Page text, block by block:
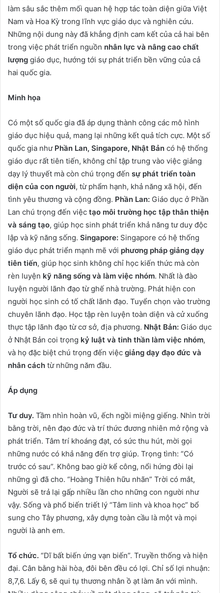
làm sâu sắc thêm mối quan hệ hợp tác toàn diện giữa Việt
Nam và Hoa Kỳ trong lĩnh vực giáo dục và nghiên cứu.
Những nội dung này đã khẳng định cam kết của cả hai bên
trong việc phát triển nguồn nhân lực và nâng cao chất
lượng giáo dục, hướng tới sự phát triển bền vững của cả
hai quốc gia.
Minh họa
Có một số quốc gia đã áp dụng thành công các mô hình
giáo dục hiệu quả, mang lại những kết quả tích cực. Một số
quốc gia như Phần Lan, Singapore, Nhật Bản có hệ thống
giáo dục rất tiên tiến, không chỉ tập trung vào việc giảng
dạy lý thuyết mà còn chú trọng đến sự phát triển toàn
diện của con người, từ phẩm hạnh, khả năng xã hội, đến
tình yêu thương và cộng đồng. Phần Lan: Giáo dục ở Phần
Lan chú trọng đến việc tạo môi trường học tập thân thiện
và sáng tạo, giúp học sinh phát triển khả năng tư duy độc
lập và kỹ năng sống. Singapore: Singapore có hệ thống
giáo dục phát triển mạnh mẽ với phương pháp giảng dạy
tiên tiến, giúp học sinh không chỉ học kiến thức mà còn
rèn luyện kỹ năng sống và làm việc nhóm. Nhất là đào
luyện người lãnh đạo từ ghế nhà trường. Phát hiện con
người học sinh có tố chất lãnh đạo. Tuyển chọn vào trường
chuyên lãnh đạo. Học tập rèn luyện toàn diện và cử xuống
thực tập lãnh đạo từ cơ sở, địa phương. Nhật Bản: Giáo dục
ở Nhật Bản coi trọng kỷ luật và tinh thần làm việc nhóm,
và họ đặc biệt chú trọng đến việc giảng dạy đạo đức và
nhân cách từ những năm đầu.
Áp dụng
Tư duy. Tầm nhìn hoàn vũ, ếch ngồi miệng giếng. Nhìn trời
bằng trời, nên đạo đức và trí thức đương nhiên mở rộng và
phát triển. Tâm trí khoáng đạt, có sức thu hút, mời gọi
những nước có khả năng đến trợ giúp. Trọng tình: “Có
trước có sau”. Không bao giờ kể công, nổi hứng đòi lại
những gì đã cho. “Hoàng Thiên hữu nhãn” Trời có mắt,
Người sẽ trả lại gấp nhiều lần cho những con người như
vậy. Sống và phổ biến triết lý “Tâm linh và khoa học” bổ
sung cho Tây phương, xây dựng toàn cầu là một và mọi
người là anh em.
Tổ chức. “Dĩ bất biến ứng vạn biến”. Truyền thống và hiện
đại. Cân bằng hài hòa, đôi bên đều có lợi. Chỉ số lợi nhuận:
8,7,6. Lấy 6, sẽ qui tụ thương nhân ồ ạt làm ăn với mình.